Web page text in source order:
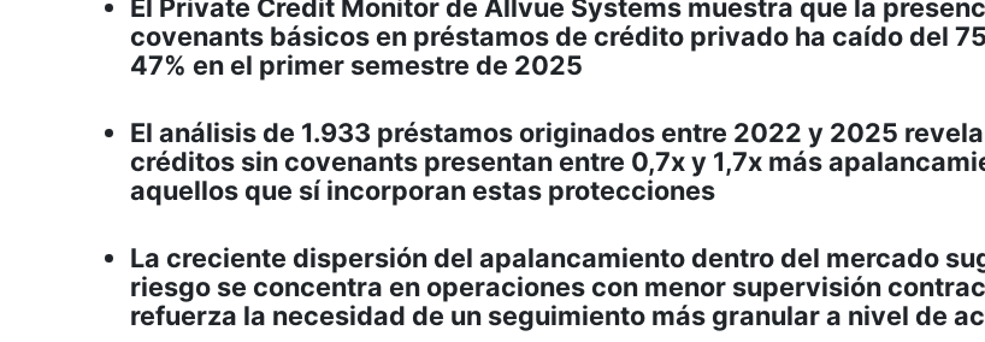
El Private Credit Monitor de Allvue Systems muestra que la
covenants básicos en préstamos de crédito privado ha caído del
47% en el primer semestre de 2025
El análisis de 1.933 préstamos originados entre 2022 y 2025
créditos sin covenants presentan entre 0,7x y 1,7x más
aquellos que sí incorporan estas protecciones
La creciente dispersión del apalancamiento dentro del mercado
riesgo se concentra en operaciones con menor supervisión
refuerza la necesidad de un seguimiento más granular a nivel de